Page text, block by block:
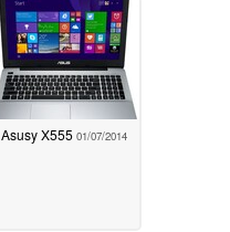
Asusy X555 01/07/2014